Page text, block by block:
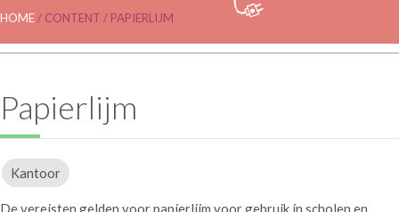
HOME / CONTENT / PAPIERLIJM
Papierlijm
Kantoor
De vereisten gelden voor papierlijm voor gebruik in scholen en